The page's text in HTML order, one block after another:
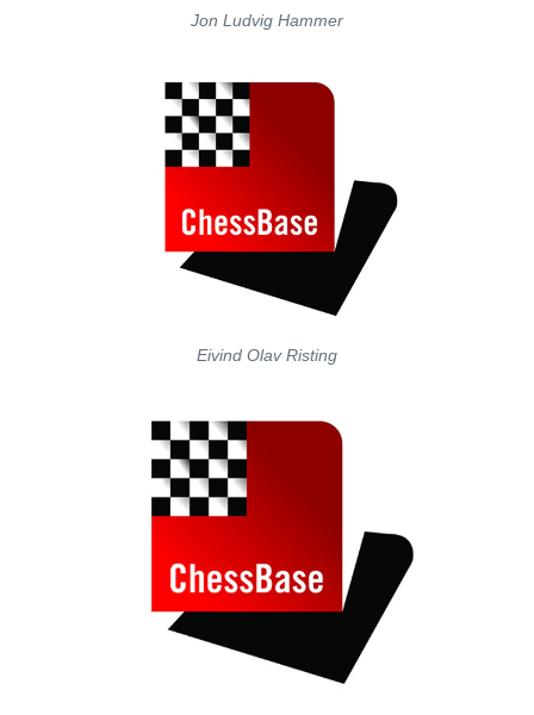
Jon Ludvig Hammer
Eivind Olav Risting